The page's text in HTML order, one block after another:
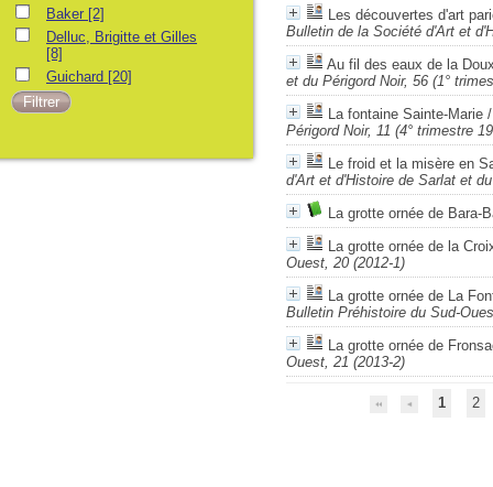
Les découvertes d'art
Bulletin de la Société d'Art et
Au fil des eaux de la
et du Périgord Noir, 56 (1°
La fontaine Sainte-Marie
Périgord Noir, 11 (4° trimestre
Le froid et la misère en
d'Art et d'Histoire de Sarlat et
La grotte ornée de Bara-
La grotte ornée de la
Ouest, 20 (2012-1)
La grotte ornée de La
Bulletin Préhistoire du Sud-
La grotte ornée de
Ouest, 21 (2013-2)
1 2
Baker [2]
Delluc, Brigitte et Gilles
[8]
Guichard [20]